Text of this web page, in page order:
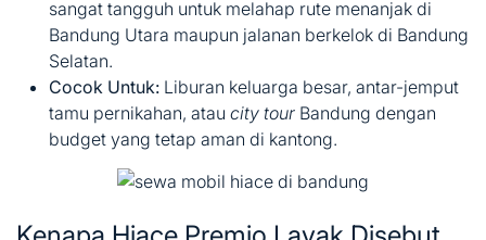
sangat tangguh untuk melahap rute menanjak di
Bandung Utara maupun jalanan berkelok di Bandung
Selatan.
Cocok Untuk: Liburan keluarga besar, antar-jemput
tamu pernikahan, atau city tour Bandung dengan
budget yang tetap aman di kantong.